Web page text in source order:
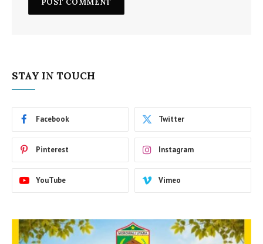
STAY IN TOUCH
Facebook Twitter
Pinterest Instagram
YouTube Vimeo